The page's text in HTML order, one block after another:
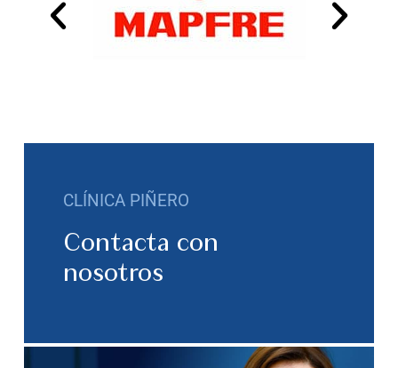
CLÍNICA PIÑERO
Contacta con
nosotros